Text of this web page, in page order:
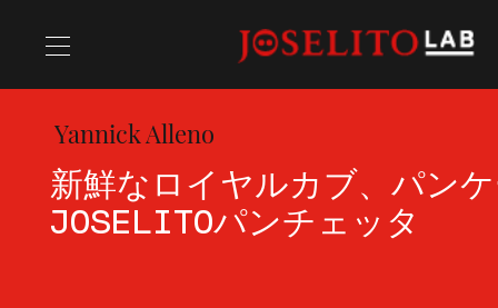
レシピ
Yannick Alleno
新鮮なロイヤルカブ、パン
JOSELITOパンチェッタ